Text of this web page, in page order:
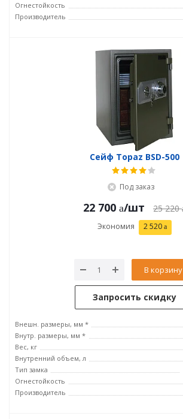
Огнестойкость
Производитель
Сейф Topaz BSD-500
Под заказ
22 700 /шт 25 220
Экономия 2 520
В корзину
Запросить скидку
Внешн. размеры, мм *
Внутр. размеры, мм *
Вес, кг
Внутренний объем, л
Тип замка
Огнестойкость
Производитель